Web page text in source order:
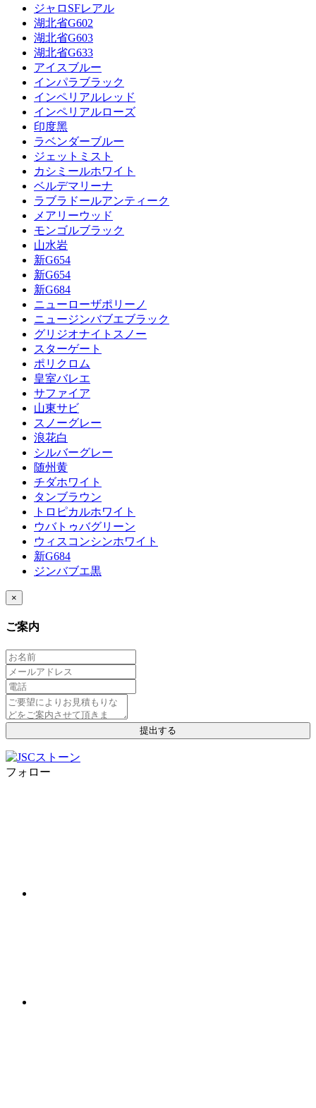
ジャロSFレアル
湖北省G602
湖北省G603
湖北省G633
アイスブルー
インパラブラック
インペリアルレッド
インペリアルローズ
印度黑
ラベンダーブルー
ジェットミスト
カシミールホワイト
ベルデマリーナ
ラブラドールアンティーク
メアリーウッド
モンゴルブラック
山水岩
新G654
新G654
新G684
ニューローザポリーノ
ニュージンバブエブラック
グリジオナイトスノー
スターゲート
ポリクロム
皇室バレエ
サファイア
山東サビ
スノーグレー
浪花白
シルバーグレー
随州黄
チダホワイト
タンブラウン
トロピカルホワイト
ウバトゥバグリーン
ウィスコンシンホワイト
新G684
ジンバブエ黒
×
ご案内
フォロー